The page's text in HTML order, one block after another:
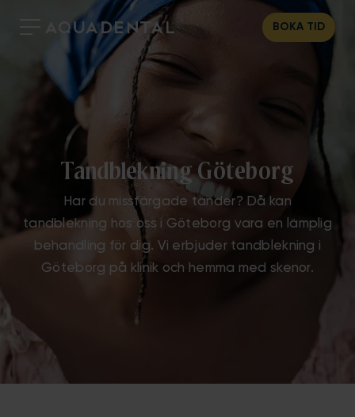
BOKA TID
Tandblekning Göteborg
Har du missfärgade tänder? Då kan
tandblekning hos oss i Göteborg vara en lämplig
behandling för dig. Vi erbjuder tandblekning i
Göteborg på klinik och hemma med skenor.